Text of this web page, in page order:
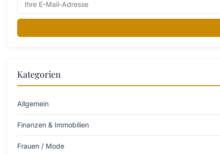
Kategorien
Allgemein
Finanzen & Immobilien
Frauen / Mode